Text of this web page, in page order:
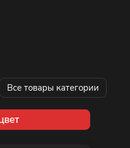
Все товары категории